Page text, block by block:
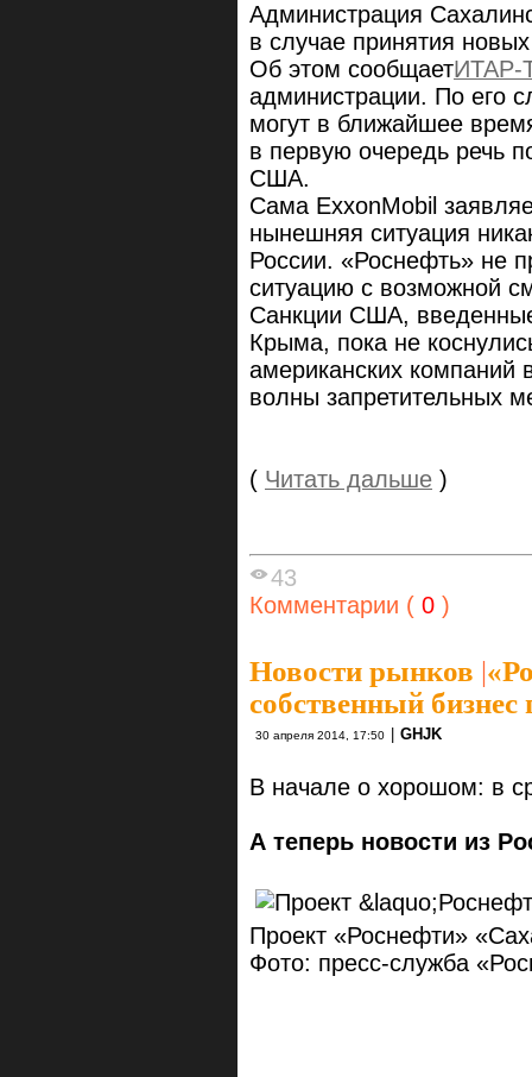
Администрация
в случае принятия
Об этом сообщаетИТАР-
администрации. По его
могут в ближайшее
в первую очередь речь
США.
Сама ExxonMobil
нынешняя ситуация
России. «Роснефть» не
ситуацию с возможной
Санкции США,
Крыма, пока не
американских компаний
волны запретительных
( Читать дальше )
43
Комментарии ( 0 )
Новости рынков |
собственный
30 апреля 2014, 17:50 | GHJK
В начале о хорошом: в
А теперь новости из
Проект «Роснефти»
Фото: пресс-служба